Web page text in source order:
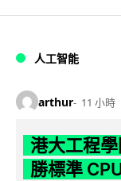
人工智能
arthur 11 小時
港大工程
勝標準